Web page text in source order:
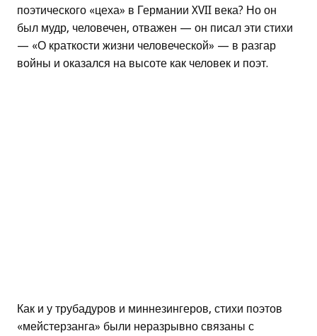
поэтического «цеха» в Германии XVII века? Но он
был мудр, человечен, отважен — он писал эти стихи
— «О краткости жизни человеческой» — в разгар
войны и оказался на высоте как человек и поэт.
Как и у трубадуров и миннезингеров, стихи поэтов
«мейстерзанга» были неразрывно связаны с